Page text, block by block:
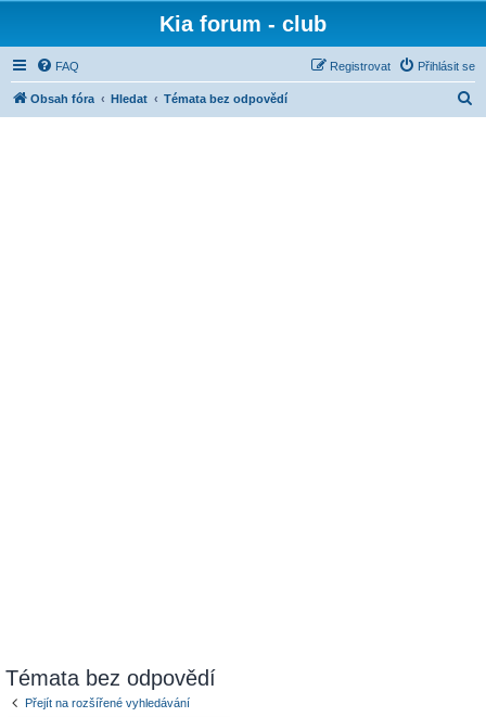
Kia forum - club
FAQ Přihlásit se
Registrovat
Obsah fóra Hledat Témata bez odpovědí
Témata bez odpovědí
Přejít na rozšířené vyhledávání